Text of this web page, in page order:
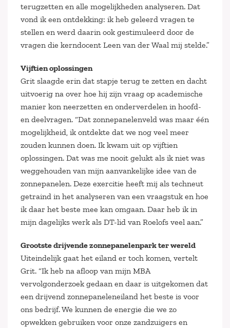
terugzetten en alle mogelijkheden analyseren. Dat
vond ik een ontdekking: ik heb geleerd vragen te
stellen en werd daarin ook gestimuleerd door de
vragen die kerndocent Leen van der Waal mij stelde.”
Vijftien oplossingen
Grit slaagde erin dat stapje terug te zetten en dacht
uitvoerig na over hoe hij zijn vraag op academische
manier kon neerzetten en onderverdelen in hoofd-
en deelvragen. “Dat zonnepanelenveld was maar één
mogelijkheid, ik ontdekte dat we nog veel meer
zouden kunnen doen. Ik kwam uit op vijftien
oplossingen. Dat was me nooit gelukt als ik niet was
weggehouden van mijn aanvankelijke idee van de
zonnepanelen. Deze exercitie heeft mij als techneut
getraind in het analyseren van een vraagstuk en hoe
ik daar het beste mee kan omgaan. Daar heb ik in
mijn dagelijks werk als DT-lid van Roelofs veel aan.”
Grootste drijvende zonnepanelenpark ter wereld
Uiteindelijk gaat het eiland er toch komen, vertelt
Grit. “Ik heb na afloop van mijn MBA
vervolgonderzoek gedaan en daar is uitgekomen dat
een drijvend zonnepaneleneiland het beste is voor
ons bedrijf. We kunnen de energie die we zo
opwekken gebruiken voor onze zandzuigers en